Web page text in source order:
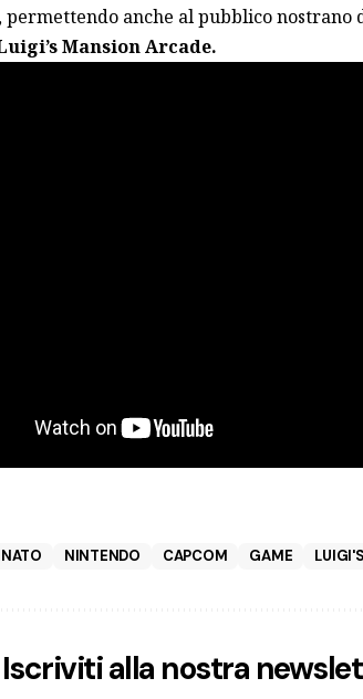
permettendo anche al pubblico
Mansion Arcade.
NINTENDO CAPCOM GAME
Iscriviti alla nostra